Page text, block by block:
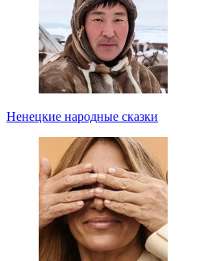
Ненецкие народные сказки